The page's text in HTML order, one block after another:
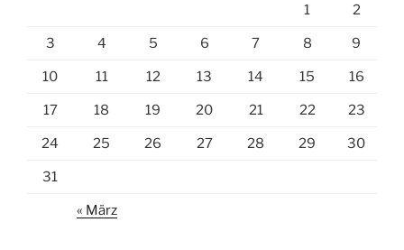
1 2
3 4 5 6 7 8 9
10 11 12 13 14 15 16
17 18 19 20 21 22 23
24 25 26 27 28 29 30
31
« März